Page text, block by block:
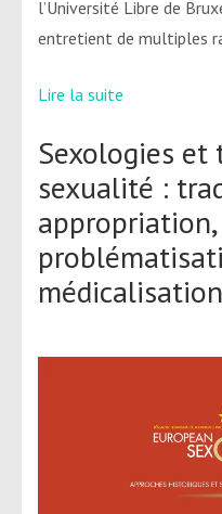
l’Université Libre de
entretient de multiples
Lire la suite
Sexologies et
sexualité :
appropriation,
médicalisation